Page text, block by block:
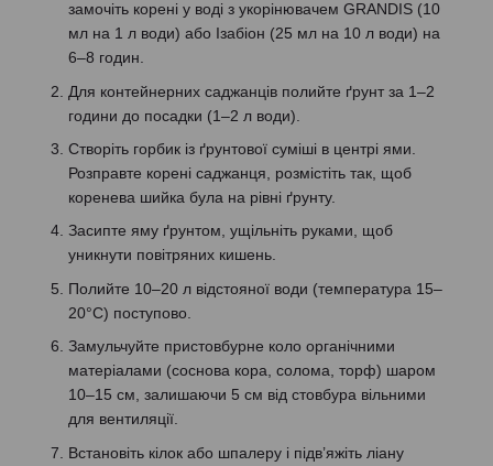
замочіть корені у воді з укорінювачем GRANDIS (10
мл на 1 л води) або Ізабіон (25 мл на 10 л води) на
6–8 годин.
Для контейнерних саджанців полийте ґрунт за 1–2
години до посадки (1–2 л води).
Створіть горбик із ґрунтової суміші в центрі ями.
Розправте корені саджанця, розмістіть так, щоб
коренева шийка була на рівні ґрунту.
Засипте яму ґрунтом, ущільніть руками, щоб
уникнути повітряних кишень.
Полийте 10–20 л відстояної води (температура 15–
20°C) поступово.
Замульчуйте пристовбурне коло органічними
матеріалами (соснова кора, солома, торф) шаром
10–15 см, залишаючи 5 см від стовбура вільними
для вентиляції.
Встановіть кілок або шпалеру і підв’яжіть ліану